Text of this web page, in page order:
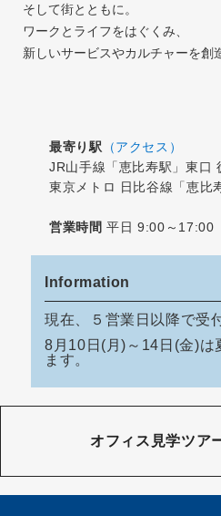
そして街とともに。
ワークとライフをはぐくみ、
新しいサービスやカルチャーを創
最寄り駅 （アクセス）
JR山手線「恵比寿駅」東口
東京メトロ 日比谷線「恵比
営業時間 平日 9:00～17:00
Information
現在、５営業日以降で受
8月10日(月)～14日(金)は
ます。
オフィス見学ツア